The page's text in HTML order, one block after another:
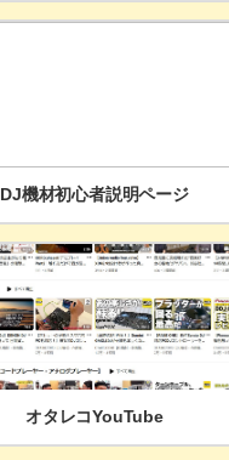
DJ機材初心者説明ページ
オタレコYouTube